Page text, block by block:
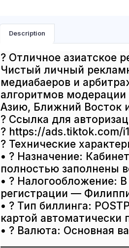
Description
? Отличное азиатское
Чистый личный
медиабаеров и
алгоритмов
Азию, Ближний Восток
? Ссылка для
? https://ads.tiktok.com/
? Технические
• ? Назначение:
полностью заполнены
• ? Налогообложение:
регистрации —
• ? Тип биллинга:
картой автоматически
• ? Валюта: Основная